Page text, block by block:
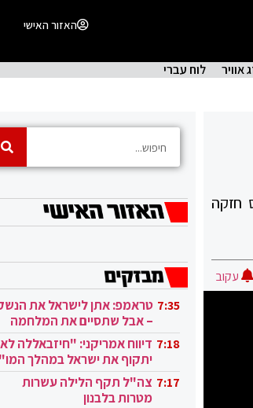
האזור האישי
אוויר
לוח עברי
חזקה
עקוב
7:35 טראמפ: אתן לישראל את
– אבל שתסיים את המלחמה
בעזה 7:18 דיווח אמריקני: "חיזבאללה לא
יתקוף את ישראל במהלך
בקטאר" 7:17 צה"ל תקף הלילה עשרות
מטרות בלבנון